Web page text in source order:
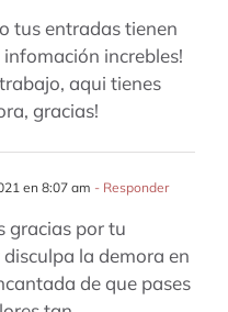
tus entradas tienen
increbles!
aqui tienes
gracias!
en 8:07 am - Responder
gracias por tu
la demora en
de que pases